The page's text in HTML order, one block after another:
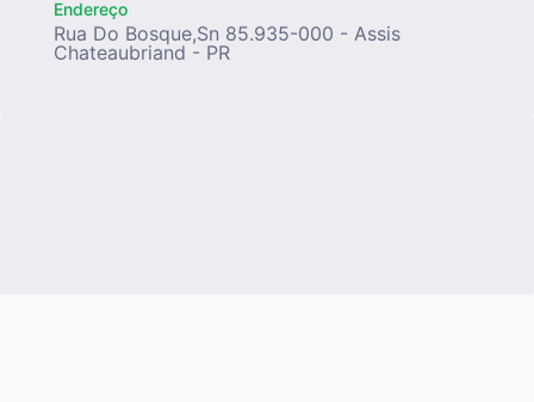
Endereço
Rua Do Bosque,Sn 85.935-000 - Assis
Chateaubriand - PR